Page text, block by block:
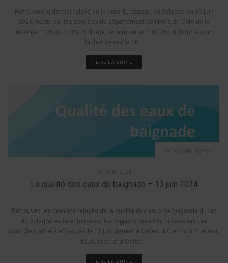
Retrouvez le dernier relevé de la cote du barrage du Salagou au 30 juin
2024, fourni par les services du département de l'Hérault. Cote de la
retenue : 138,69 m NGF Volume de la retenue : 100 061 000 m³ Aucun
lâcher depuis le 16...
LIRE LA SUITE
La qualité des eaux de baignade – 13 juin 2024
Retrouvez les derniers relevés de la qualité des eaux de baignade du lac
du Salagou en téléchargeant les rapports détaillés ci-dessous Les
contrôles ont été effectués le 13 juin dernier à Celles, à Clermont l'Hérault,
à Liausson et à Octon....
LIRE LA SUITE